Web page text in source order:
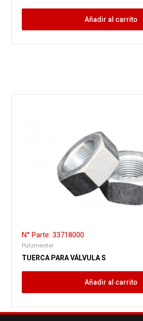
Añadir al carrito
N° Parte: 33718000
Putzmeister
TUERCA PARA VÁLVULA S
Añadir al carrito